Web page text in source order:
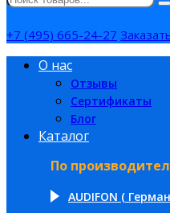
+7 (495) 665-24-27
О нас
Отзывы
Сертификаты
Блог
Каталог
По
AUDIFON (